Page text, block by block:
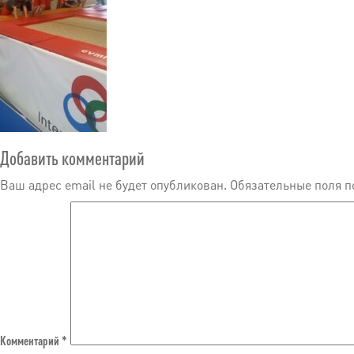
Добавить комментарий
Ваш адрес email не будет опубликован. Обязательные поля
Комментарий *